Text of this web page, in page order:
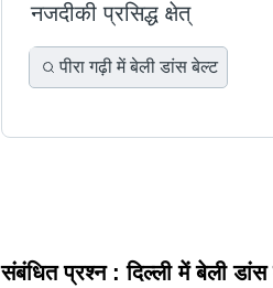
नजदीकी प्रसिद्ध क्षेत्
पीरा गढ़ी में बेली डांस बेल्ट
संबंधित प्रश्न :दिल्ली में बेली डांस